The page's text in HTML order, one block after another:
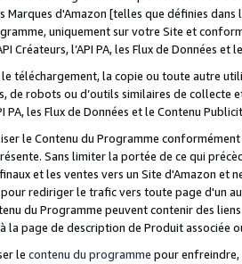
Marques d'Amazon [telles que définies dans
uniquement sur votre Site et
Créateurs, l’API PA, les Flux de Données
téléchargement, la copie ou toute autre
de robots ou d’outils similaires de
PA, les Flux de Données et le Contenu
le Contenu du Programme
Sans limiter la portée de ce qui
et les ventes vers un Site d'Amazon et
rediriger le trafic vers toute page d'un
du Programme peuvent contenir des
la page de description de Produit associée
le contenu du programme pour